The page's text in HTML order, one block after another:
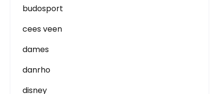
budosport
cees veen
dames
danrho
disney